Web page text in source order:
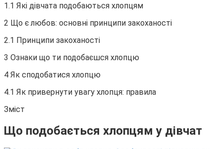
1.1 Які дівчата подобаються хлопцям
2 Що є любов: основні принципи закоханості
2.1 Принципи закоханості
3 Ознаки що ти подобаєшся хлопцю
4 Як сподобатися хлопцю
4.1 Як привернути увагу хлопця: правила
Зміст
Що подобається хлопцям у дівчат